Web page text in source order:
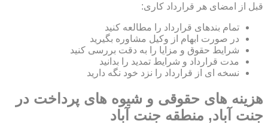
قبل از امضای هر قرارداد کاری:
تمام بندهای قرارداد را مطالعه کنید
در صورت ابهام از وکیل مشاوره بگیرید
شرایط حقوق و مزایا را به دقت بررسی کنید
مدت قرارداد و شرایط تمدید را بدانید
نسخه ای از قرارداد را نزد خود نگه دارید
هزینه های حقوقی و شیوه های پرداخت در
جنت آباد, منطقه جنت آباد